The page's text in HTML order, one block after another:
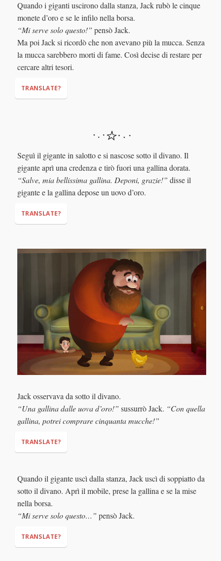
Quando i giganti uscirono dalla stanza, Jack rubò le cinque
monete d’oro e se le infilo nella borsa.
“Mi serve solo questo!” pensò Jack.
Ma poi Jack si ricordò che non avevano più la mucca. Senza
la mucca sarebbero morti di fame. Così decise di restare per
cercare altri tesori.
TRANSLATE?
Seguì il gigante in salotto e si nascose sotto il divano. Il
gigante aprì una credenza e tirò fuori una gallina dorata.
“Salve, mia bellissima gallina. Deponi, grazie!” disse il
gigante e la gallina depose un uovo d’oro.
TRANSLATE?
“Hello, my beautiful hen. Lay, thank you!"
Jack osservava da sotto il divano.
“Una gallina dalle uova d’oro!” sussurrò Jack. “Con quella
gallina, potrei comprare cinquanta mucche!”
TRANSLATE?
"A hen that lays golden eggs!(literally: a hen of the
golden eggs!)"
"If I had that hen, I could
buy fifty cows!"
Quando il gigante uscì dalla stanza, Jack uscì di soppiatto da
sotto il divano. Aprì il mobile, prese la gallina e se la mise
nella borsa.
“Mi serve solo questo…” pensò Jack.
TRANSLATE?